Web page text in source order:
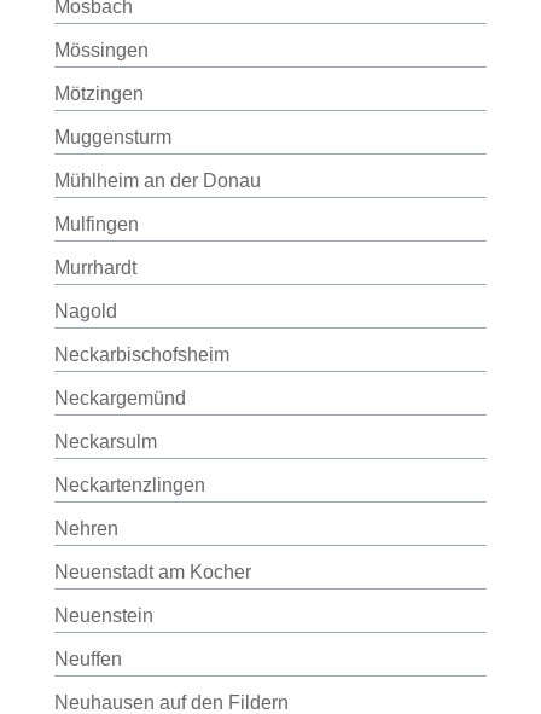
Mosbach
Mössingen
Mötzingen
Muggensturm
Mühlheim an der Donau
Mulfingen
Murrhardt
Nagold
Neckarbischofsheim
Neckargemünd
Neckarsulm
Neckartenzlingen
Nehren
Neuenstadt am Kocher
Neuenstein
Neuffen
Neuhausen auf den Fildern